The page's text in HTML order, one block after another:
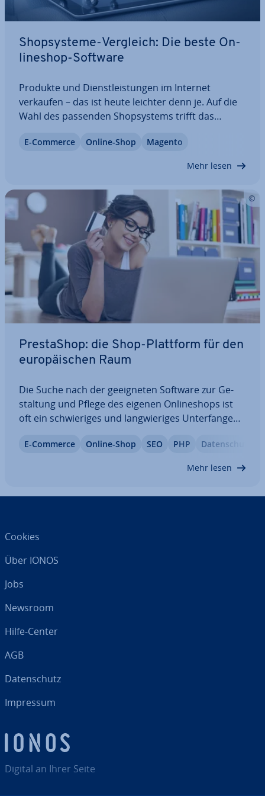
Shop­sys­te­me-Vergleich: Die beste On­
line­shop-Software
Produkte und Dienst­leis­tun­gen im Internet
verkaufen – das ist heute leichter denn je. Auf die
Wahl des passenden Shop­sys­tems trifft das
Angeboten pro­fes­sio­nel­ler On­line­shop-Software.
E-Commerce Online-Shop Magento
Mehr lesen
PrestaShop: die Shop-Plattform für den
eu­ro­päi­schen Raum
Die Suche nach der ge­eig­ne­ten Software zur Ge­
stal­tung und Pflege des eigenen On­line­shops ist
oft ein schwie­ri­ges und lang­wie­ri­ges Un­ter­fan­gen.
Design nicht rea­li­siert werden kann, fehlen der
E-Commerce Online-Shop SEO PHP Da­ten­schutz
Mehr lesen
Digital an Ihrer Seite
Cookies
Über IONOS
Jobs
Newsroom
Hilfe-Center
AGB
Da­ten­schutz
Impressum